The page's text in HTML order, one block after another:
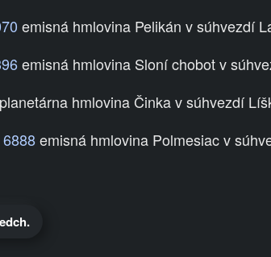
emisná hmlovina Pelikán v súhvezdí
emisná hmlovina Sloní chobot v
planetárna hmlovina Činka v súhvezdí
emisná hmlovina Polmesiac v